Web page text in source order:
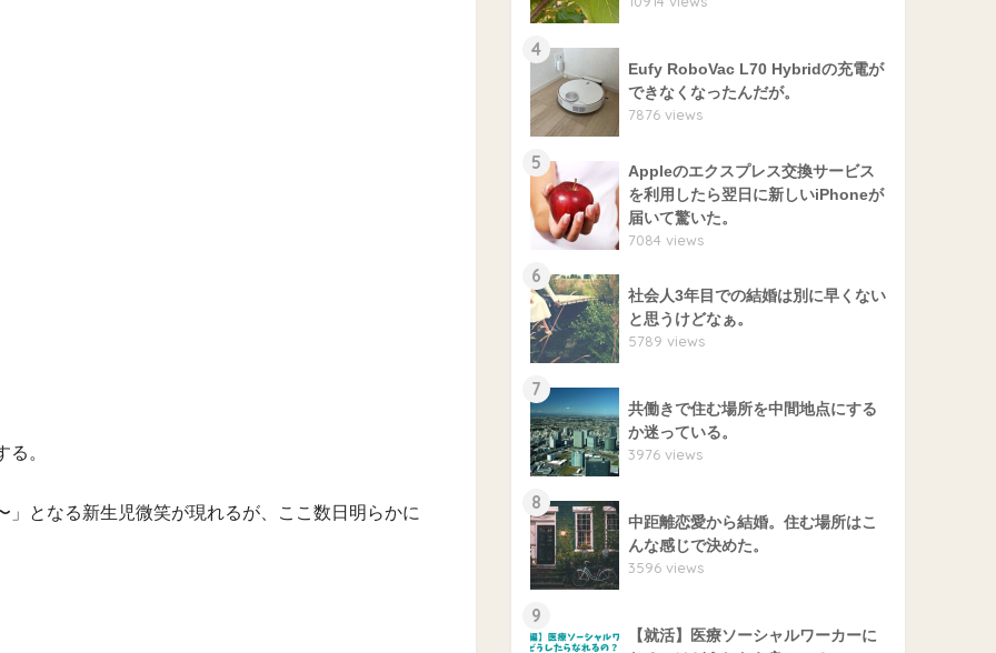
。
となる新生児微笑が現れるが、ここ数日明らかに
4
Eufy RoboVac L70 Hybridの充電が
できなくなったんだが。
7876 views
5
Appleのエクスプレス交換サービス
を利用したら翌日に新しいiPhoneが
届いて驚いた。
7084 views
6
社会人3年目での結婚は別に早くない
と思うけどなぁ。
5789 views
7
共働きで住む場所を中間地点にする
か迷っている。
3976 views
8
中距離恋愛から結婚。住む場所はこ
んな感じで決めた。
3596 views
9
【就活】医療ソーシャルワーカーに